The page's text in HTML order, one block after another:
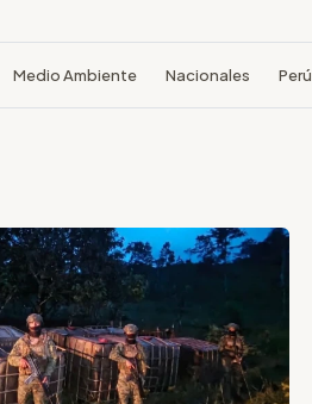
Medio Ambiente Nacionales Perú